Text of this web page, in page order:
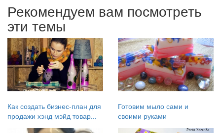
Рекомендуем вам посмотреть
эти темы
Как создать бизнес-план для
продажи хэнд мэйд товар...
Готовим мыло сами и
своими руками